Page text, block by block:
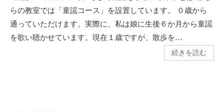
らの教室では「童謡コース」を設置しています。 ０歳から
通っていただけます。実際に、私は娘に生後６か月から童謡
を歌い聴かせています。現在１歳ですが、散歩を…
続きを読む